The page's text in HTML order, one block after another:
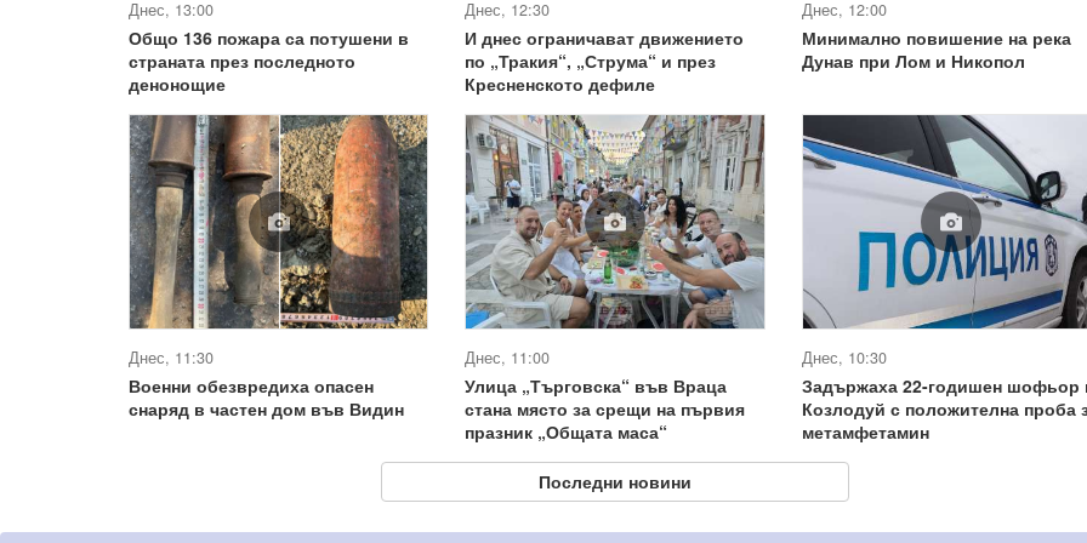
Днес, 13:00
Общо 136 пожара са потушени в
страната през последното
денонощие
Днес, 12:30
И днес ограничават движението
по „Тракия“, „Струма“ и през
Кресненското дефиле
Днес, 12:00
Минимално повишение на река
Дунав при Лом и Никопол
Днес, 11:30
Военни обезвредиха опасен
снаряд в частен дом във Видин
Днес, 11:00
Улица „Търговска“ във Враца
стана място за срещи на първия
празник „Общата маса“
Днес, 10:30
Задържаха 22-годишен шофьор
Козлодуй с положителна проба
метамфетамин
Последни новини